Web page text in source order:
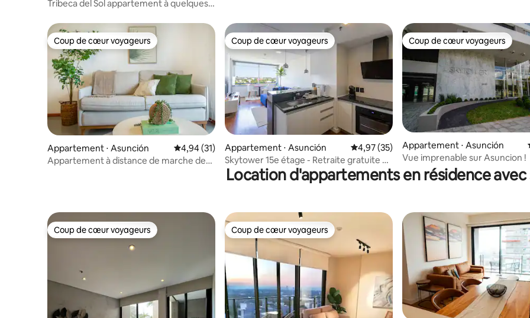
Tribeca del Sol appartement à quelques
Coup de cœur voyageurs
Coup de cœur voyageurs
Appartement ⋅ Asunción Évaluation moyenne sur la base de 31 commentaires : 4,94 sur 5
4,94 (31)
Appartement à distance de marche de
Coup de cœur voyageurs
Coup de cœur voyageurs
Appartement ⋅ Asunción Évaluation moyenne sur la base de 35
4,97 (35)
Skytower 15e étage - Retraite gratuite au
spa et à la salle de sport
Coup de cœur voyageurs
Coup de cœur voyageurs
Appartement ⋅ Asunción
Vue imprenable sur Asuncion !
Location d'appartements en résidence avec
Coup de cœur voyageurs
Coup de cœur voyageurs Coup de cœur voyageurs
Coup de cœur voyageurs